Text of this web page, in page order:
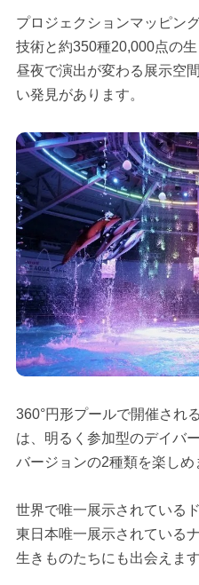
プロジェクションマッピン
技術と約350種20,000点の
昼夜で演出が変わる展示空
い発見があります。
360°円形プールで開催され
は、明るく参加型のデイバ
バージョンの2種類を楽しめ
世界で唯一展示されている
東日本唯一展示されている
生きものたちにも出会えます